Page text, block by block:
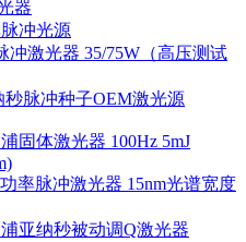
器
冲光源
冲激光器 35/75W（高压测试
秒脉冲种子OEM激光源
固体激光器 100Hz 5mJ
率脉冲激光器 15nm光谱宽度
亚纳秒被动调Q激光器